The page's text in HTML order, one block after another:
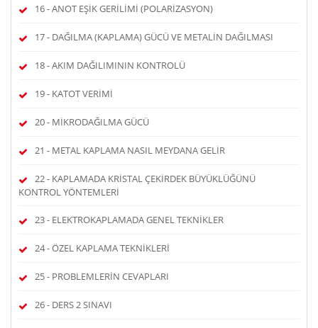
16 - ANOT EŞİK GERİLİMİ (POLARİZASYON)
17 - DAĞILMA (KAPLAMA) GÜCÜ VE METALİN DAĞILMASI
18 - AKIM DAĞILIMININ KONTROLÜ
19 - KATOT VERİMİ
20 - MİKRODAĞILMA GÜCÜ
21 - METAL KAPLAMA NASIL MEYDANA GELİR
22 - KAPLAMADA KRİSTAL ÇEKİRDEK BÜYÜKLÜĞÜNÜ
KONTROL YÖNTEMLERİ
23 - ELEKTROKAPLAMADA GENEL TEKNİKLER
24 - ÖZEL KAPLAMA TEKNİKLERİ
25 - PROBLEMLERİN CEVAPLARI
26 - DERS 2 SINAVI